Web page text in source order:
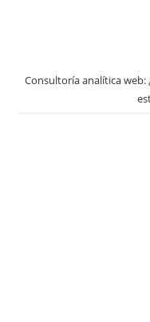
Consultoría analítica